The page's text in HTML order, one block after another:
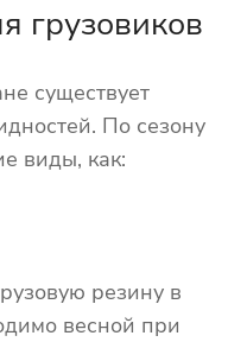
грузовиков
существует
По сезону
виды, как:
резину в
весной при